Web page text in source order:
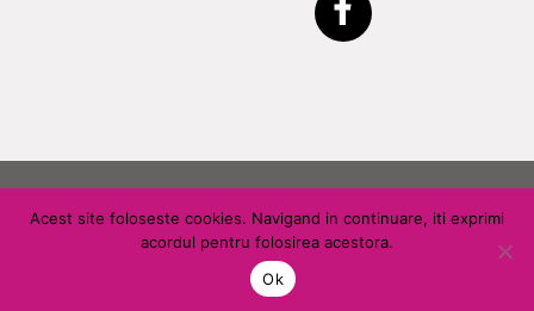
©Bella Casa Baia Mare 2026
Acest site foloseste cookies. Navigand in continuare, iti exprimi
acordul pentru folosirea acestora.
Ok